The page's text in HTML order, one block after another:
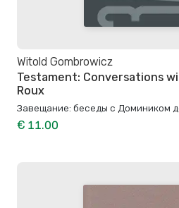
Witold Gombrowicz
Testament: Conversations
Roux
Завещание: беседы с Домиником
€ 11.00